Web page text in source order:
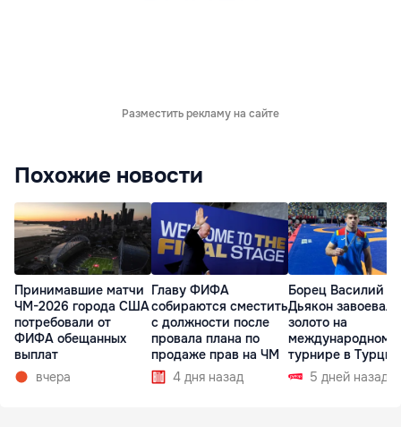
Разместить рекламу на сайте
Похожие новости
Принимавшие матчи
ЧМ-2026 города США
потребовали от
ФИФА обещанных
выплат
вчера
Главу ФИФА
собираются сместить
с должности после
провала плана по
продаже прав на ЧМ
4 дня назад
Борец Василий
Дьякон завоевал
золото на
международном
турнире в Турции
5 дней назад